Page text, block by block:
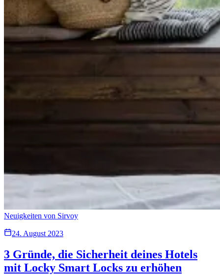
Neuigkeiten von Sirvoy
24. August 2023
3 Gründe, die Sicherheit deines Hotels
mit Locky Smart Locks zu erhöhen